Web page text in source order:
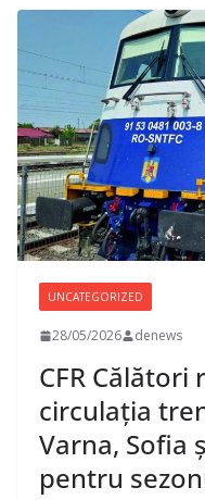
UNCATEGORIZED
28/05/2026 denews
CFR
circulația
Varna, Sofia
pentru